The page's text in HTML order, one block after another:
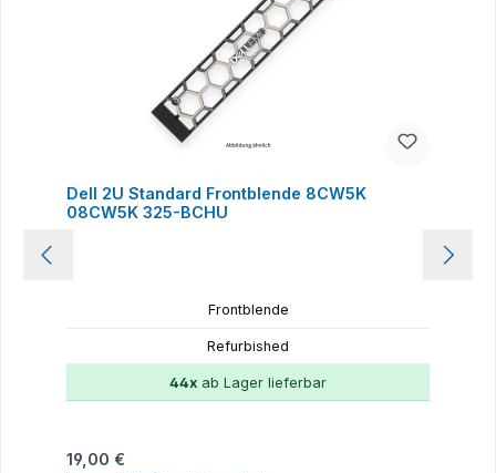
Dell 2U Standard Frontblende 8CW5K
08CW5K 325-BCHU
Frontblende
Refurbished
44x ab Lager lieferbar
Regulärer Preis:
19,00 €